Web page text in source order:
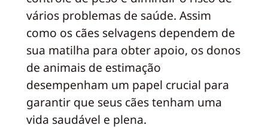
vários problemas de saúde. Assim
como os cães selvagens dependem de
sua matilha para obter apoio, os donos
de animais de estimação
desempenham um papel crucial para
garantir que seus cães tenham uma
vida saudável e plena.